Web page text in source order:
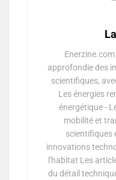
approfondie des
scientifiques,
Les énergies
énergétique -
mobilité et
scientifiques
innovations
l'habitat Les
du détail